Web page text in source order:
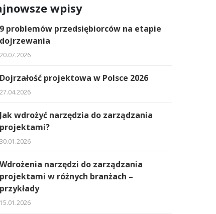
wpisy
9 problemów przedsiębiorców na etapie
dojrzewania
20.07.2026
Dojrzałość projektowa w Polsce 2026
27.04.2026
Jak wdrożyć narzędzia do zarządzania
projektami?
30.01.2026
Wdrożenia narzędzi do zarządzania
projektami w różnych branżach –
przykłady
15.01.2026